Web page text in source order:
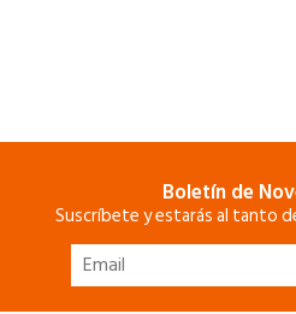
Boletín de
Suscríbete y estarás al tanto